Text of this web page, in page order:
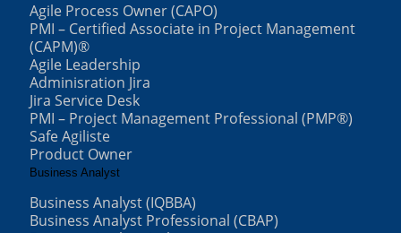
Agile Process Owner (CAPO)
PMI – Certified Associate in Project Management
(CAPM)®
Agile Leadership
Adminisration Jira
Jira Service Desk
PMI – Project Management Professional (PMP®)
Safe Agiliste
Product Owner
Business Analyst
Business Analyst (IQBBA)
Business Analyst Professional (CBAP)